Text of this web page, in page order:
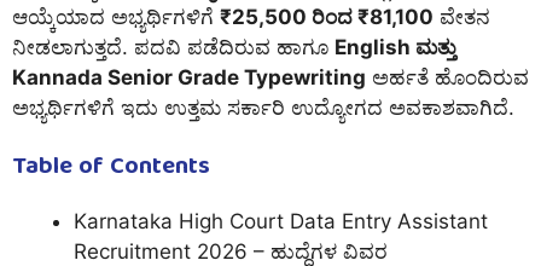
ಆಯ್ಕೆಯಾದ ಅಭ್ಯರ್ಥಿಗಳಿಗೆ ₹25,500 ರಿಂದ ₹81,100 ವೇತನ
ನೀಡಲಾಗುತ್ತದೆ. ಪದವಿ ಪಡೆದಿರುವ ಹಾಗೂ English ಮತ್ತು
Kannada Senior Grade Typewriting ಅರ್ಹತೆ ಹೊಂದಿರುವ
ಅಭ್ಯರ್ಥಿಗಳಿಗೆ ಇದು ಉತ್ತಮ ಸರ್ಕಾರಿ ಉದ್ಯೋಗದ ಅವಕಾಶವಾಗಿದೆ.
Table of Contents
Karnataka High Court Data Entry Assistant
Recruitment 2026 – ಹುದ್ದೆಗಳ ವಿವರ